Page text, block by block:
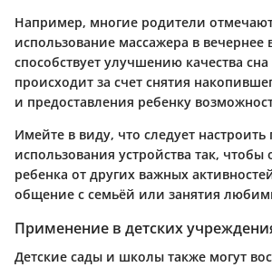
Например, многие родители
использование массажера в вечернее
способствует улучшению качества
происходит за счет снятия
и предоставления ребенку
Имейте в виду, что следует настроить
использования устройства так, чтобы
ребенка от других важных
общение с семьёй или занятия
Применение в детских
Детские сады и школы также могут